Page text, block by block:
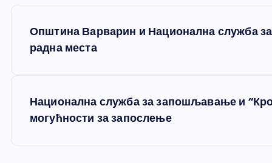
Општина Варварин и Национална служба
радна места
Национална служба за запошљавање и
могућности за запослење